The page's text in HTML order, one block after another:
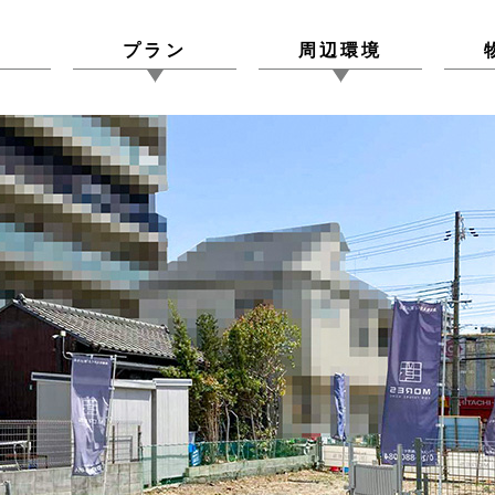
プラン 周辺環境